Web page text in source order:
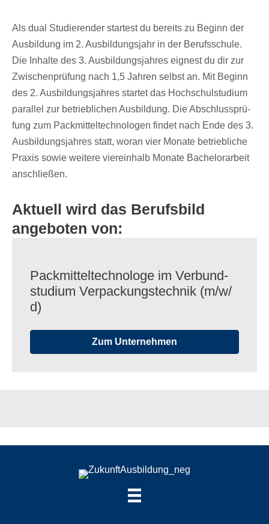
Als dual Studie­ren­der star­test du bereits zu Beginn der
Ausbil­dung im 2. Ausbil­dungs­jahr in der Berufs­schule.
Die Inhalte des 3. Ausbil­dungs­jah­res eignest du dir zur
Zwischen­prü­fung nach 1,5 Jahren selbst an. Mit Beginn
des 2. Ausbil­dungs­jah­res star­tet das Hoch­schul­stu­dium
paral­lel zur betrieb­li­chen Ausbil­dung. Die Abschluss­prü­
fung zum Pack­mit­tel­tech­no­lo­gen findet nach Ende des 3.
Ausbil­dungs­jah­res statt, woran vier Monate betrieb­li­che
Praxis sowie weitere vier­ein­halb Monate Bache­lor­ar­beit
anschließen.
Aktuell wird das Berufsbild
angeboten von:
Pack­mit­tel­tech­no­loge im Verbund­
stu­dium Verpa­ckungs­tech­nik (m/​w/​
d)
Zum Unternehmen